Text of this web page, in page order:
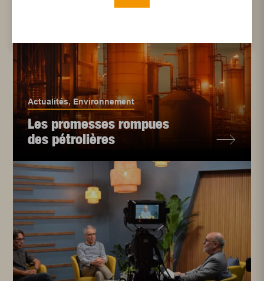
Actualités, Environnement
Les promesses rompues
des pétrolières